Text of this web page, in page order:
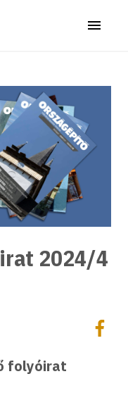
Menü
2024/4
folyóirat